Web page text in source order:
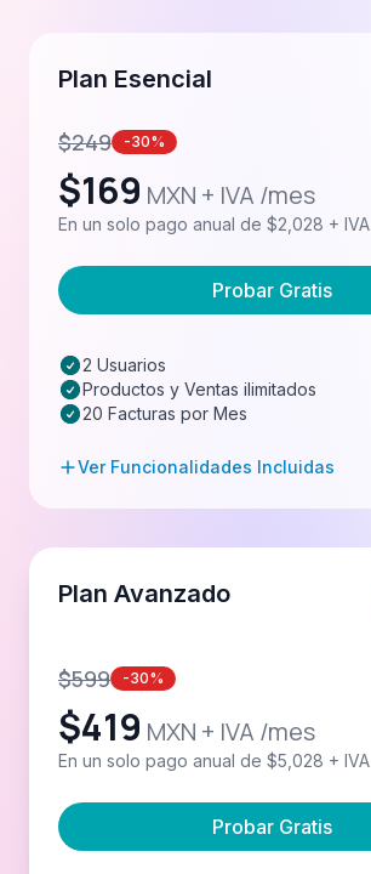
Plan Esencial
$249 -30%
$169 MXN + IVA /mes
En un solo pago anual de $2,028 + IVA
Probar Gratis
2 Usuarios
Productos y Ventas ilimitados
20 Facturas por Mes
Ver Funcionalidades Incluidas
Plan Avanzado
$599 -30%
$419 MXN + IVA /mes
En un solo pago anual de $5,028 + IVA
Probar Gratis